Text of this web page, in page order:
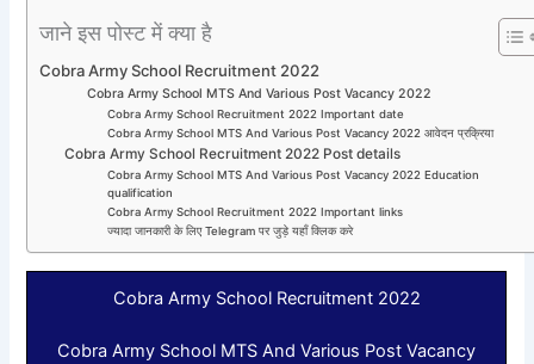
जाने इस पोस्ट में क्या है
Cobra Army School Recruitment 2022
Cobra Army School MTS And Various Post Vacancy 2022
Cobra Army School Recruitment 2022 Important date
Cobra Army School MTS And Various Post Vacancy 2022 आवेदन प्रक्रिया
Cobra Army School Recruitment 2022 Post details
Cobra Army School MTS And Various Post Vacancy 2022 Education
qualification
Cobra Army School Recruitment 2022 Important links
ज्यादा जानकारी के लिए Telegram पर जुड़े यहाँ क्लिक करे
Cobra Army School Recruitment 2022
Cobra Army School MTS And Various Post Vacancy